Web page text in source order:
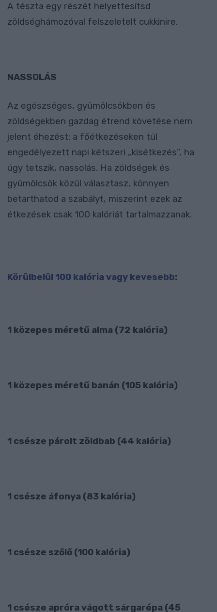
A tészta egy részét helyettesítsd
zöldséghámozóval felszeletelt cukkinire.
NASSOLÁS
Az egészséges, gyümölcsökben és
zöldségekben gazdag étrend követése nem
jelent éhezést: a főétkezéseken túl
engedélyezett napi kétszeri „kisétkezés”, ha
úgy tetszik, nassolás. Ha zöldségek és
gyümölcsök közül választasz, könnyen
betarthatod a szabályt, miszerint ezek az
étkezések csak 100 kalóriát tartalmazzanak.
Körülbelül 100 kalória vagy kevesebb:
1 közepes méretű alma (72 kalória)
1 közepes méretű banán (105 kalória)
1 csésze párolt zöldbab (44 kalória)
1 csésze áfonya (83 kalória)
1 csésze szőlő (100 kalória)
1 csésze apróra vágott sárgarépa (45